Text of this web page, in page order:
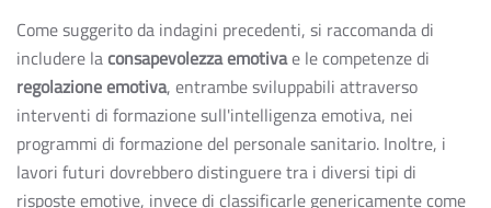
Come suggerito da indagini precedenti, si raccomanda di
includere laconsapevolezza emotivae le competenze di
regolazione emotiva, entrambe sviluppabili attraverso
interventi di formazione sull'intelligenza emotiva, nei
programmi di formazione del personale sanitario. Inoltre, i
lavori futuri dovrebbero distinguere tra i diversi tipi di
risposte emotive, invece di classificarle genericamente come